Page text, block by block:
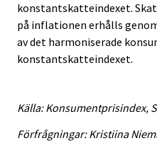
konstantskatteindexet.
på inflationen erhålls
av det harmoniserade
konstantskatteindexet.
Källa: Konsumentprisindex,
Förfrågningar: Kristiina